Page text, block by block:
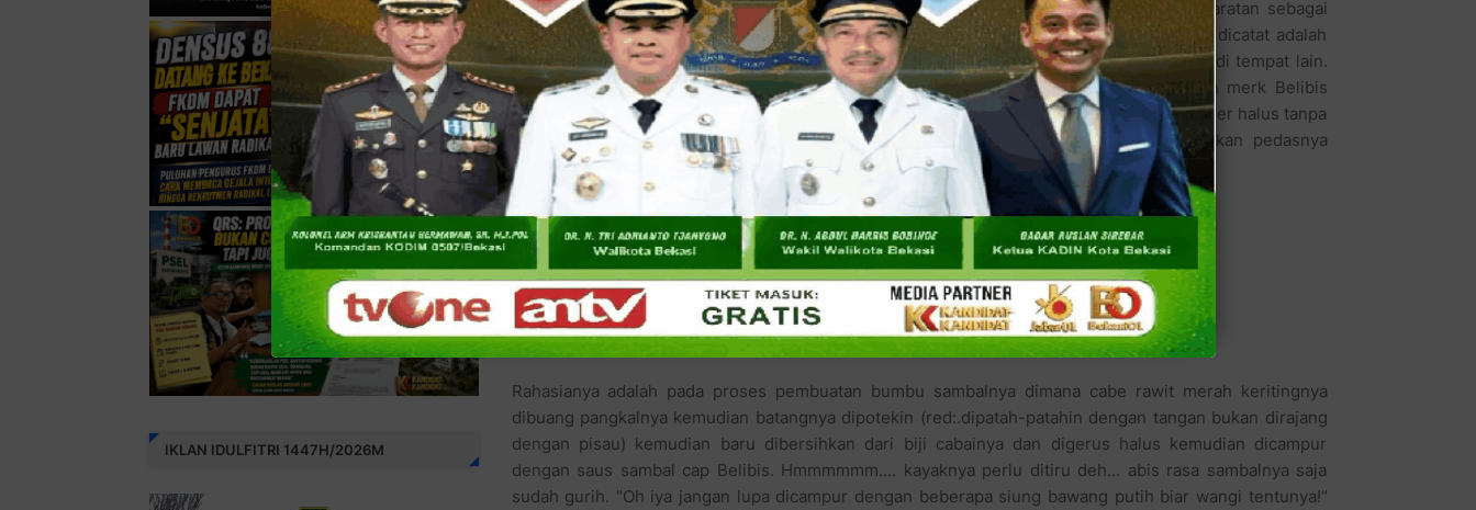
Terlepas dari namanya yang unik, Warung Mie Ayam Taewo memang mempunyai persyaratan sebagai
makanan cepat saji yang menyehatkan. Di samping kelezatan mie ayamnya, yang perlu dicatat adalah
condiment
yang disajikan berupa sambal khas buatan pak Mulyadi yang mungkin tak ada di tempat lain.
Sambal khas Mie Ayam Taewo adalah sambal saos khusus campuran dari saus botolan merk Belibis
(termasuk yang termahal di kelasnya) plus gerusan cabe rawit merah keriting yang diblender halus tanpa
biji. Saus sambal khusus buatan pak Mulyadi ini tidak membuat kita sakit perut, bahkan pedasnya
menjadikannya sebagai pilihan favorit para pemain futsal setelah mereka berolahraga.
Rahasianya adalah pada proses pembuatan bumbu sambalnya dimana cabe rawit merah keritingnya
dibuang pangkalnya kemudian batangnya dipotekin (red:.dipatah-patahin dengan tangan bukan dirajang
dengan pisau) kemudian baru dibersihkan dari biji cabainya dan digerus halus kemudian dicampur
dengan saus sambal cap Belibis. Hmmmmmm.... kayaknya perlu ditiru deh... abis rasa sambalnya saja
sudah gurih. "Oh iya jangan lupa dicampur dengan beberapa siung bawang putih biar wangi tentunya!"
IKLAN IDULFITRI 1447H/2026M